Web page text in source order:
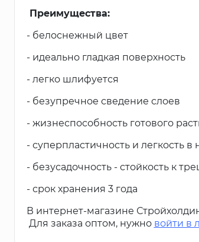
Преимущества:
- белоснежный цвет
- идеально гладкая поверхность
- легко шлифуется
- безупречное сведение слоев
- жизнеспособность готового
- суперпластичность и легкость в
- безусадочность - стойкость к
- срок хранения 3 года
В интернет-магазине
Для заказа оптом, нужно войти в